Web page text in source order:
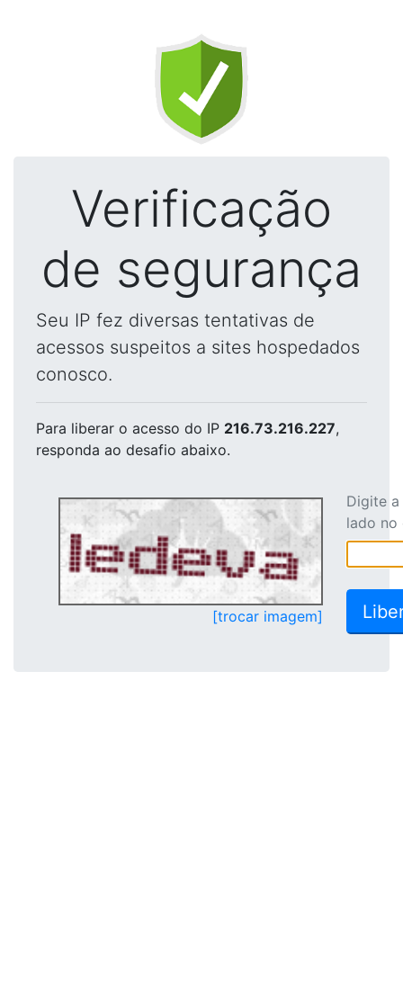
Verificação
de segurança
Seu IP fez diversas tentativas de
acessos suspeitos a sites hospedados
conosco.
Para liberar o acesso do IP 216.73.216.227,
responda ao desafio abaixo.
[trocar imagem]
Digite
lado no